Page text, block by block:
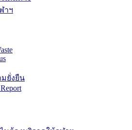
าฯ
ยั่งยืน